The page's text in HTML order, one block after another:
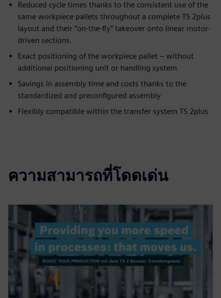
Reduced cycle times thanks to the consistent use of the
same workpiece pallets throughout a complete TS 2plus
layout and their “on-the-fly” takeover onto linear motor-
driven sections.
Exact positioning of the workpiece pallet – without
additional positioning unit or handling system
Savings in assembly time and costs thanks to the
standardized and preconfigured assembly
Flexibly compatible within the transfer system TS 2plus
ความสามารถที่โดดเด่น